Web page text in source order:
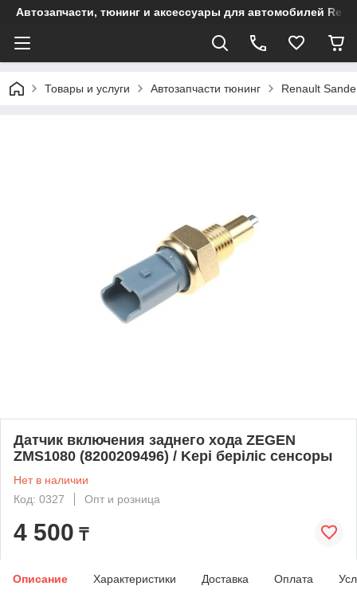
Автозапчасти, тюнинг и аксессуары для автомобилей
Товары и услуги Автозапчасти тюнинг Renault
Датчик включения заднего хода ZEGEN
ZMS1080 (8200209496) / Kері беріліс сенсоры
Нет в наличии
Код: 0327
Опт и розница
4 500 ₸
Описание Характеристики Доставка Оплата